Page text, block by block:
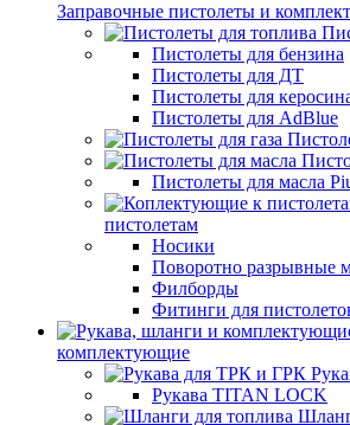
Заправочные пистолеты и
Пистолеты для бензина
Пистолеты для ДТ
Пистолеты для
Пистолеты для AdBlue
Пистолеты для масла
пистолетам
Носики
Поворотно разрывные
Филборды
Фитинги для
комплектующие
Рукава TITAN LOCK